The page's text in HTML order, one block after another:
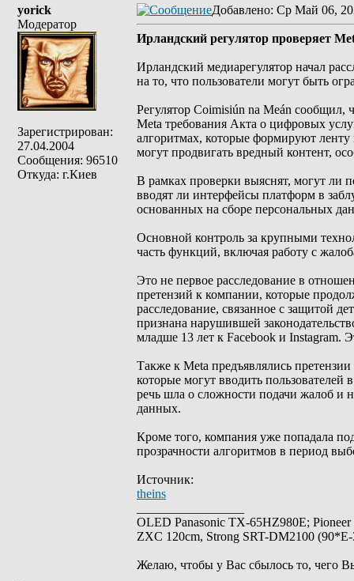
yorick
Модератор
Зарегистрирован:
27.04.2004
Сообщения: 96510
Откуда: г.Киев
Добавлено: Ср Май 06,
Ирландский регулятор проверяет
Ирландский медиарегулятор начал
на то, что пользователи могут быть
Регулятор Coimisiún na Meán сообщил,
Meta требования Акта о цифровых
алгоритмах, которые формируют ленту
могут продвигать вредный контент,
В рамках проверки выяснят, могут ли
вводят ли интерфейсы платформ в
основанных на сборе персональных
Основной контроль за крупными
часть функций, включая работу с
Это не первое расследование в
претензий к компании, которые
расследование, связанное с защитой
признана нарушившей
младше 13 лет к Facebook и Instagram.
Также к Meta предъявлялись
которые могут вводить
речь шла о сложности подачи жалоб и
данных.
Кроме того, компания уже попадала
прозрачности алгоритмов в период
Источник:
theins
OLED Panasonic TX-65HZ980E;
ZXC 120cm, Strong SRT-DM2100
Желаю, чтобы у Вас сбылось то, чего